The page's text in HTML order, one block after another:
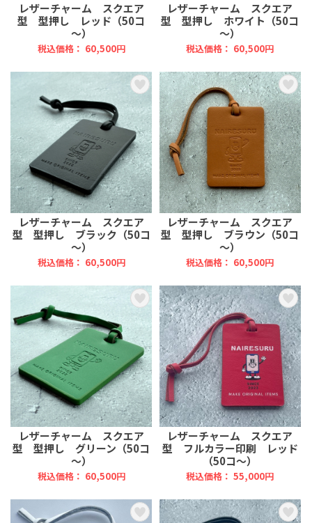
レザーチャーム スクエア
型 型押し レッド（50コ
～）
税込価格： 60,500円
レザーチャーム スクエア
型 型押し ホワイト（50コ
～）
税込価格： 60,500円
レザーチャーム スクエア
型 型押し ブラック（50コ
～）
税込価格： 60,500円
レザーチャーム スクエア
型 型押し ブラウン（50コ
～）
税込価格： 60,500円
レザーチャーム スクエア
型 型押し グリーン（50コ
～）
税込価格： 60,500円
レザーチャーム スクエア
型 フルカラー印刷 レッド
（50コ～）
税込価格： 55,000円